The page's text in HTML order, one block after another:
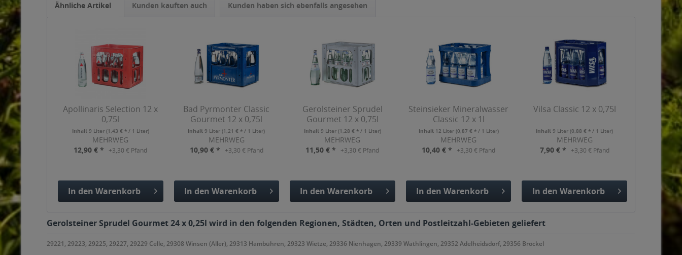
Ähnliche Artikel Kunden kauften auch Kunden haben sich ebenfalls angesehen
Apollinaris Selection 12 x
0,75l
Inhalt 9 Liter (1,43 € * / 1 Liter)
MEHRWEG
12,90 € *
+3,30 € Pfand
In den Warenkorb
Bad Pyrmonter Classic
Gourmet 12 x 0,75l
Inhalt9 Liter(1,21 € * / 1 Liter)
MEHRWEG
10,90 € *
+3,30 € Pfand
In den Warenkorb
Gerolsteiner Sprudel
Gourmet 12 x 0,75l
Inhalt 9 Liter (1,28 € * / 1 Liter)
MEHRWEG
11,50 € *
+3,30 € Pfand
In den Warenkorb
Steinsieker Mineralwasser
Classic 12 x 1l
Inhalt 12 Liter (0,87 € * / 1 Liter)
MEHRWEG
10,40 € *
+3,30 € Pfand
In den Warenkorb
Vilsa Classic 12 x 0,75l
Inhalt9 Liter(0,88 € * / 1 Liter)
MEHRWEG
7,90 € *
+3,30 € Pfand
In den Warenkorb
Gerolsteiner Sprudel Gourmet 24 x 0,25l wird in den folgenden Regionen, Städten, Orten und Postleitzahl-Gebieten geliefert
29221, 29223, 29225, 29227, 29229 Celle, 29308 Winsen (Aller), 29313 Hambühren, 29323 Wietze, 29336 Nienhagen, 29339 Wathlingen, 29352 Adelheidsdorf, 29356 Bröckel